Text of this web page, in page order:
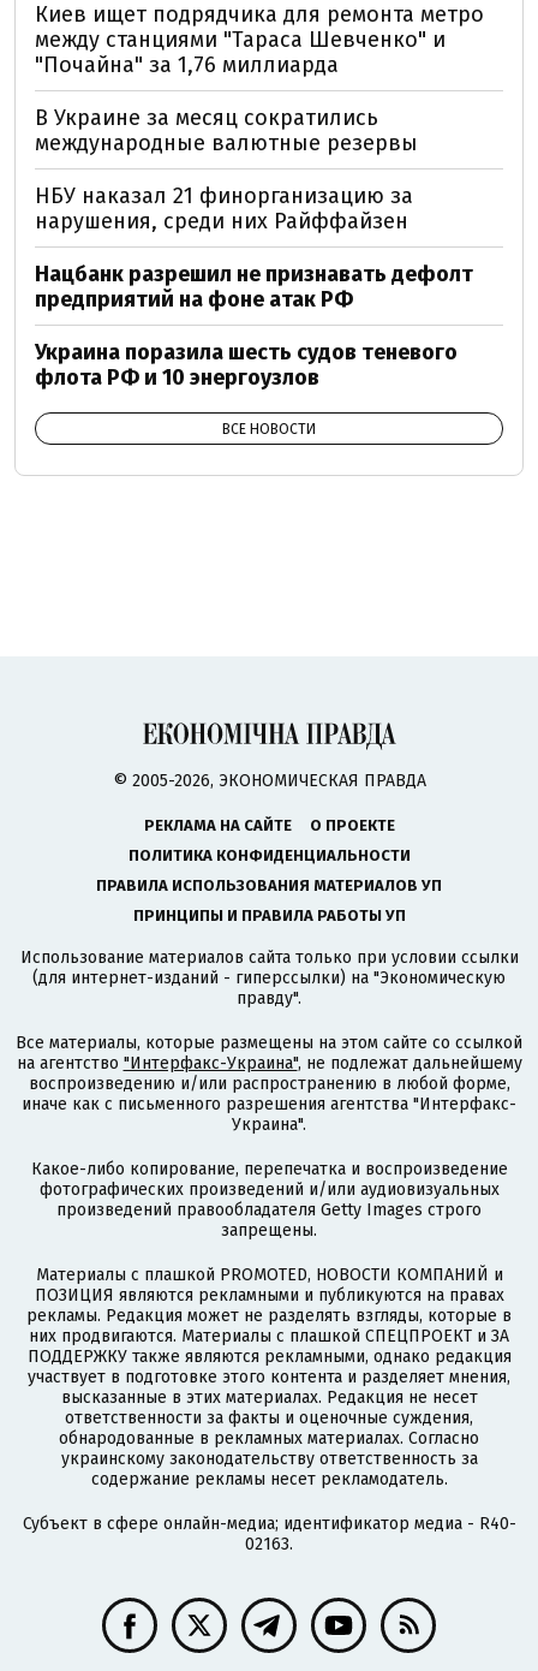
Киев ищет подрядчика для ремонта метро
между станциями "Тараса Шевченко" и
"Почайна" за 1,76 миллиарда
В Украине за месяц сократились
международные валютные резервы
НБУ наказал 21 финорганизацию за
нарушения, среди них Райффайзен
Нацбанк разрешил не признавать дефолт
предприятий на фоне атак РФ
Украина поразила шесть судов теневого
флота РФ и 10 энергоузлов
ВСЕ НОВОСТИ
© 2005-2026, ЭКОНОМИЧЕСКАЯ ПРАВДА
РЕКЛАМА НА САЙТЕ
О ПРОЕКТЕ
ПОЛИТИКА КОНФИДЕНЦИАЛЬНОСТИ
ПРАВИЛА ИСПОЛЬЗОВАНИЯ МАТЕРИАЛОВ УП
ПРИНЦИПЫ И ПРАВИЛА РАБОТЫ УП
Использование материалов сайта только при условии ссылки
(для интернет-изданий - гиперссылки) на "Экономическую
правду".
Все материалы, которые размещены на этом сайте со ссылкой
на агентство "Интерфакс-Украина", не подлежат дальнейшему
воспроизведению и/или распространению в любой форме,
иначе как с письменного разрешения агентства "Интерфакс-
Украина".
Какое-либо копирование, перепечатка и воспроизведение
фотографических произведений и/или аудиовизуальных
произведений правообладателя Getty Images строго
запрещены.
Материалы с плашкой PROMOTED, НОВОСТИ КОМПАНИЙ и
ПОЗИЦИЯ являются рекламными и публикуются на правах
рекламы. Редакция может не разделять взгляды, которые в
них продвигаются. Материалы с плашкой СПЕЦПРОЕКТ и ЗА
ПОДДЕРЖКУ также являются рекламными, однако редакция
участвует в подготовке этого контента и разделяет мнения,
высказанные в этих материалах. Редакция не несет
ответственности за факты и оценочные суждения,
обнародованные в рекламных материалах. Согласно
украинскому законодательству ответственность за
содержание рекламы несет рекламодатель.
Субъект в сфере онлайн-медиа; идентификатор медиа - R40-
02163.